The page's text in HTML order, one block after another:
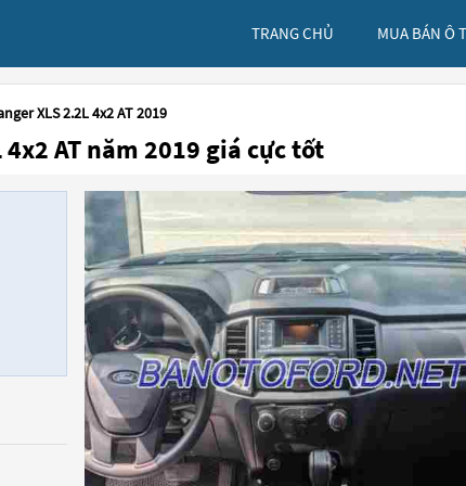
TRANG CHỦ MUA BÁN Ô
XLS 2.2L 4x2 AT 2019
AT năm 2019 giá cực tốt